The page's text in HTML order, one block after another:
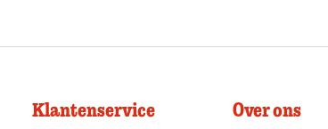
Klantenservice Over ons